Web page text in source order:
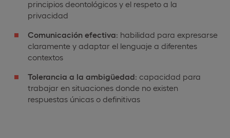
principios deontológicos y el respeto a la
privacidad
Comunicación efectiva: habilidad para expresarse
claramente y adaptar el lenguaje a diferentes
contextos
Tolerancia a la ambigüedad: capacidad para
trabajar en situaciones donde no existen
respuestas únicas o definitivas